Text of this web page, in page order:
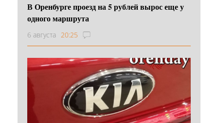
В Оренбурге проезд на 5 рублей вырос еще у
одного маршрута
6 августа 20:25